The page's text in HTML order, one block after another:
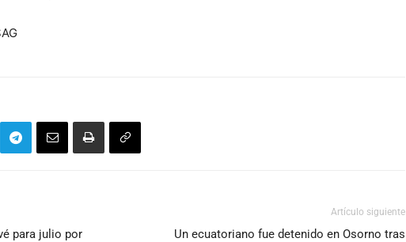
para julio por
Artículo siguiente
Un ecuatoriano fue detenido en Osorno tras